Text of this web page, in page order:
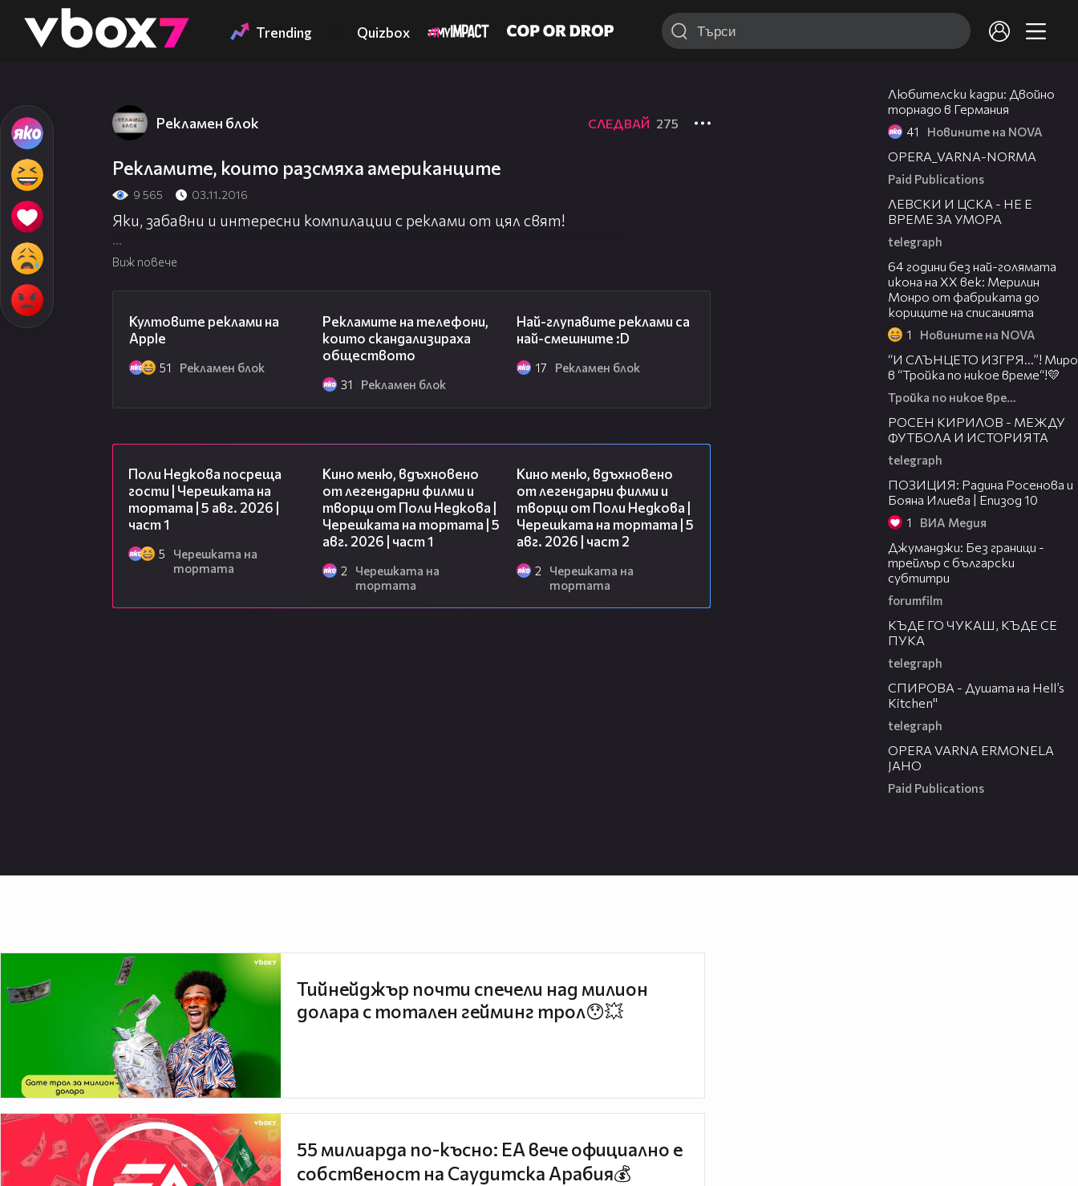
👾 Trending Quizbox
Рекламен блок СЛЕДВАЙ 275
Рекламите, които разсмяха американците
9 565 03.11.2016
Яки, забавни и интересни компилации с реклами от цял свят!
Абонирай се за канала ТУК:
Виж повече
Култовите реклами на
Apple
51 Рекламен блок
Рекламите на телефони,
които скандализираха
обществото
31 Рекламен блок
Най-глупавите реклами са
най-смешните :D
17 Рекламен блок
Поли Недкова посреща
гости | Черешката на
тортата | 5 авг. 2026 |
част 1
5
Черешката на
тортата
Кино меню, вдъхновено
от легендарни филми и
творци от Поли Недкова |
Черешката на тортата | 5
авг. 2026 | част 1
2
Черешката на
тортата
Кино меню, вдъхновено
от легендарни филми и
творци от Поли Недкова |
Черешката на тортата | 5
авг. 2026 | част 2
2
Черешката на
тортата
Любителски кадри: Двойно
торнадо в Германия
41 Новините на NOVA
OPERA_VARNA-NORMA
Paid Publications
ЛЕВСКИ И ЦСКА - НЕ Е
ВРЕМЕ ЗА УМОРА
telegraph
64 години без най-голямата
икона на XX век: Мерилин
Монро от фабриката до
кориците на списанията
1 Новините на NOVA
“И СЛЪНЦЕТО ИЗГРЯ…”! Миро
в “Тройка по никое време“!💛
Тройка по никое време
РОСЕН КИРИЛОВ - МЕЖДУ
ФУТБОЛА И ИСТОРИЯТА
telegraph
ПОЗИЦИЯ: Радина Росенова и
Бояна Илиева | Епизод 10
1 ВИА Медия
Джуманджи: Без граници -
трейлър с български
субтитри
forumfilm
КЪДЕ ГО ЧУКАШ, КЪДЕ СЕ
ПУКА
telegraph
СПИРОВА - Душата на Hell’s
Kitchen"
telegraph
OPERA VARNA ERMONELA
JAHO
Paid Publications
Тийнейджър почти спечели над милион
долара с тотален гейминг трол😯💥
55 милиарда по-късно: EA вече официално е
собственост на Саудитска Арабия💰